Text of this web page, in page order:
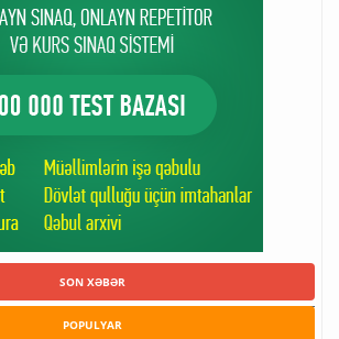
SON XƏBƏR
POPULYAR